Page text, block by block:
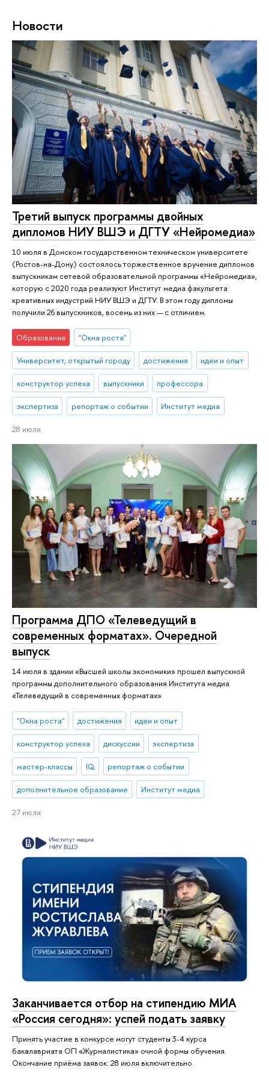
Новости
Третий выпуск программы двойных
дипломов НИУ ВШЭ и ДГТУ «Нейромедиа»
10 июля в Донском государственном техническом университете
(Ростов-на-Дону) состоялось торжественное вручение дипломов
выпускникам сетевой образовательной программы «Нейромедиа»,
которую с 2020 года реализуют Институт медиа факультета
креативных индустрий НИУ ВШЭ и ДГТУ. В этом году дипломы
получили 26 выпускников, восемь из них — с отличием.
Образование "Окна роста"
Университет, открытый городу достижения идеи и опыт
конструктор успеха выпускники профессора
экспертиза репортаж о событии Институт медиа
28 июля
Программа ДПО «Телеведущий в
современных форматах». Очередной
выпуск
14 июля в здании «Высшей школы экономики» прошел выпускной
программы дополнительного образования Института медиа
«Телеведущий в современных форматах».
"Окна роста" достижения идеи и опыт
конструктор успеха дискуссии экспертиза
мастер-классы IQ репортаж о событии
дополнительное образование Институт медиа
27 июля
Заканчивается отбор на стипендию МИА
«Россия сегодня»: успей подать заявку
Принять участие в конкурсе могут студенты 3-4 курса
бакалавриата ОП «Журналистика» очной формы обучения.
Окончание приёма заявок: 28 июля включительно.